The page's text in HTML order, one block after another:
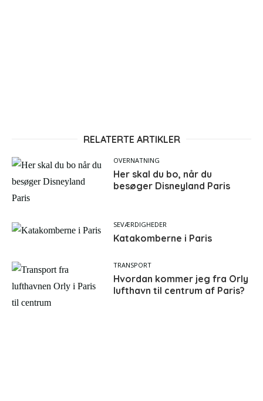
RELATERTE ARTIKLER
OVERNATNING
Her skal du bo, når du
besøger Disneyland Paris
SEVÆRDIGHEDER
Katakomberne i Paris
TRANSPORT
Hvordan kommer jeg fra Orly
lufthavn til centrum af Paris?